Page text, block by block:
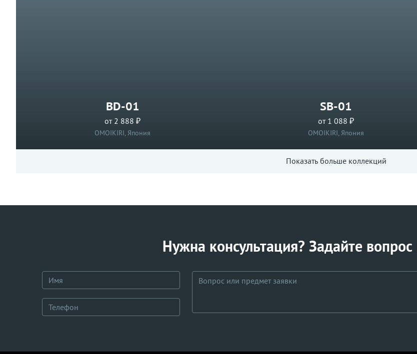
BD-01
от 2 888 ₽
OMOIKIRI, Япония
SB-01
от 1 088 ₽
OMOIKIRI, Япония
Показать больше коллекций
Нужна консультация? Задайте